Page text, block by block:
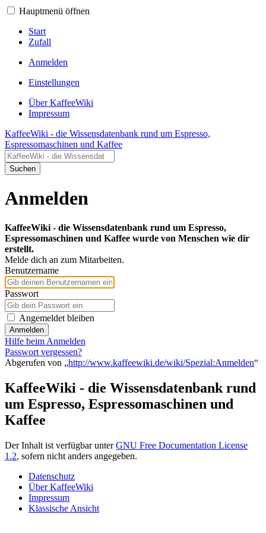
Hauptmenü öffnen
Start
Zufall
Anmelden
Einstellungen
Über KaffeeWiki
Impressum
KaffeeWiki - die Wissensdatenbank rund um Espresso,
Espressomaschinen und Kaffee
Suchen
Anmelden
KaffeeWiki - die Wissensdatenbank rund um Espresso,
Espressomaschinen und Kaffee wurde von Menschen wie dir
erstellt.
Melde dich an zum Mitarbeiten.
Benutzername
Passwort
Angemeldet bleiben
Anmelden
Hilfe beim Anmelden
Passwort vergessen?
Abgerufen von „http://www.kaffeewiki.de/wiki/Spezial:Anmelden“
KaffeeWiki - die Wissensdatenbank rund
um Espresso, Espressomaschinen und
Kaffee
Der Inhalt ist verfügbar unterGNU Free Documentation License
1.2, sofern nicht anders angegeben.
Datenschutz
Über KaffeeWiki
Impressum
Klassische Ansicht